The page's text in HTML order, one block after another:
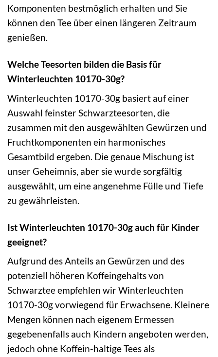
Komponenten bestmöglich erhalten und Sie
können den Tee über einen längeren Zeitraum
genießen.
Welche Teesorten bilden die Basis für
Winterleuchten 10170-30g?
Winterleuchten 10170-30g basiert auf einer
Auswahl feinster Schwarzteesorten, die
zusammen mit den ausgewählten Gewürzen und
Fruchtkomponenten ein harmonisches
Gesamtbild ergeben. Die genaue Mischung ist
unser Geheimnis, aber sie wurde sorgfältig
ausgewählt, um eine angenehme Fülle und Tiefe
zu gewährleisten.
Ist Winterleuchten 10170-30g auch für Kinder
geeignet?
Aufgrund des Anteils an Gewürzen und des
potenziell höheren Koffeingehalts von
Schwarztee empfehlen wir Winterleuchten
10170-30g vorwiegend für Erwachsene. Kleinere
Mengen können nach eigenem Ermessen
gegebenenfalls auch Kindern angeboten werden,
jedoch ohne Koffein-haltige Tees als